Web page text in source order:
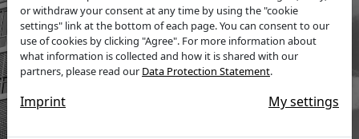
or withdraw your consent at any time by using the "cookie
settings" link at the bottom of each page. You can consent to our
use of cookies by clicking "Agree". For more information about
what information is collected and how it is shared with our
partners, please read our Data Protection Statement.
Imprint My settings